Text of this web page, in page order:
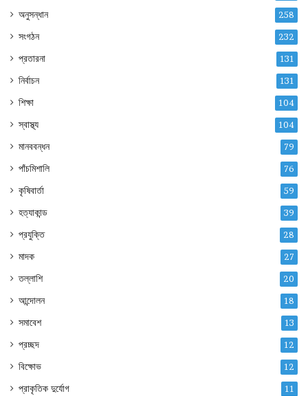
অনুসন্ধান 258
সংগঠন 232
প্রতারনা 131
নির্বাচন 131
শিক্ষা 104
স্বাস্থ্য 104
মানববন্ধন 79
পাঁচমিশালি 76
কৃষিবার্তা 59
হত্যাকান্ড 39
প্রযুক্তি 28
মাদক 27
তল্লাশি 20
আন্দোলন 18
সমাবেশ 13
প্রচ্ছদ 12
বিক্ষোভ 12
প্রাকৃতিক দুর্যোগ 11